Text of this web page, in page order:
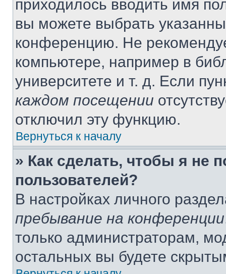
приходилось вводить имя
вы можете выбрать
конференцию. Не
компьютере, например в
университете и т. д. Если
каждом посещении
отключил эту функцию.
Вернуться к началу
» Как сделать, чтобы я не
пользователей?
В настройках личного
пребывание на конференции
только администраторам,
остальных вы будете